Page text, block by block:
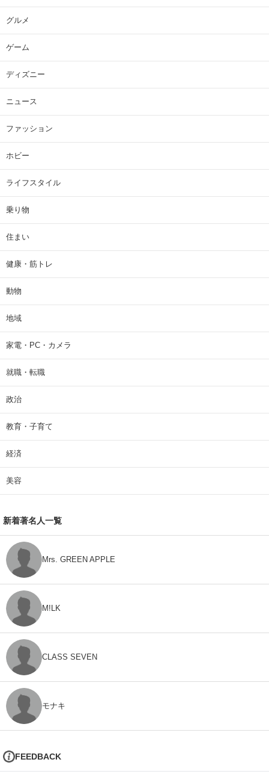
グルメ
ゲーム
ディズニー
ニュース
ファッション
ホビー
ライフスタイル
乗り物
住まい
健康・筋トレ
動物
地域
家電・PC・カメラ
就職・転職
政治
教育・子育て
経済
美容
新着著名人一覧
Mrs. GREEN APPLE
M!LK
CLASS SEVEN
モナキ
FEEDBACK